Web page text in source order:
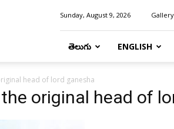
Sunday, August 9, 2026 Gallery
తెలుగు ENGLISH
head of lord ganesha
original head of